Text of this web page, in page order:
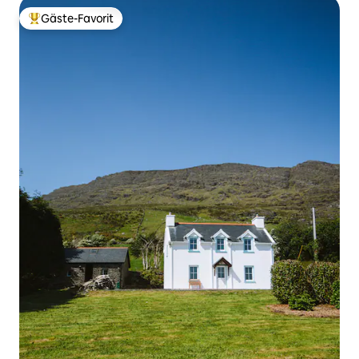
Beliebter Gäste-Favorit.
Gäste-Favorit